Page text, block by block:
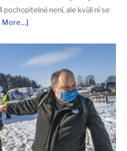
pochopitelně není, ale kvůli ní se
More…]